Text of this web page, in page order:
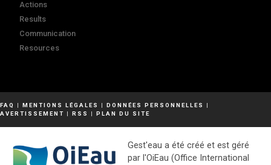
Actions
Results
Communication
Resources
FAQ | MENTIONS LÉGALES | DONNÉES PERSONNELLES
|
AVERTISSEMENT | RSS | PLAN DU SITE
Gest'eau a été créé et est géré
par l'OiEau (Office International